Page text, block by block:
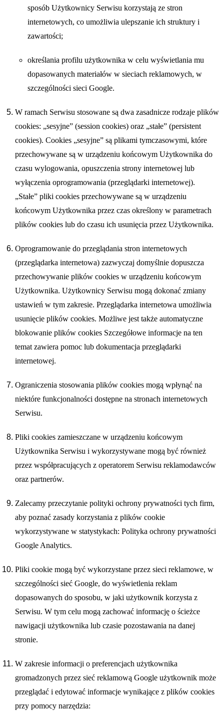
sposób Użytkownicy Serwisu korzystają ze stron
internetowych, co umożliwia ulepszanie ich struktury i
zawartości;
określania profilu użytkownika w celu wyświetlania mu
dopasowanych materiałów w sieciach reklamowych, w
szczególności sieci Google.
W ramach Serwisu stosowane są dwa zasadnicze rodzaje plików
cookies: „sesyjne” (session cookies) oraz „stałe” (persistent
cookies). Cookies „sesyjne” są plikami tymczasowymi, które
przechowywane są w urządzeniu końcowym Użytkownika do
czasu wylogowania, opuszczenia strony internetowej lub
wyłączenia oprogramowania (przeglądarki internetowej).
„Stałe” pliki cookies przechowywane są w urządzeniu
końcowym Użytkownika przez czas określony w parametrach
plików cookies lub do czasu ich usunięcia przez Użytkownika.
Oprogramowanie do przeglądania stron internetowych
(przeglądarka internetowa) zazwyczaj domyślnie dopuszcza
przechowywanie plików cookies w urządzeniu końcowym
Użytkownika. Użytkownicy Serwisu mogą dokonać zmiany
ustawień w tym zakresie. Przeglądarka internetowa umożliwia
usunięcie plików cookies. Możliwe jest także automatyczne
blokowanie plików cookies Szczegółowe informacje na ten
temat zawiera pomoc lub dokumentacja przeglądarki
internetowej.
Ograniczenia stosowania plików cookies mogą wpłynąć na
niektóre funkcjonalności dostępne na stronach internetowych
Serwisu.
Pliki cookies zamieszczane w urządzeniu końcowym
Użytkownika Serwisu i wykorzystywane mogą być również
przez współpracujących z operatorem Serwisu reklamodawców
oraz partnerów.
Zalecamy przeczytanie polityki ochrony prywatności tych firm,
aby poznać zasady korzystania z plików cookie
wykorzystywane w statystykach: Polityka ochrony prywatności
Google Analytics.
Pliki cookie mogą być wykorzystane przez sieci reklamowe, w
szczególności sieć Google, do wyświetlenia reklam
dopasowanych do sposobu, w jaki użytkownik korzysta z
Serwisu. W tym celu mogą zachować informację o ścieżce
nawigacji użytkownika lub czasie pozostawania na danej
stronie.
W zakresie informacji o preferencjach użytkownika
gromadzonych przez sieć reklamową Google użytkownik może
przeglądać i edytować informacje wynikające z plików cookies
przy pomocy narzędzia: